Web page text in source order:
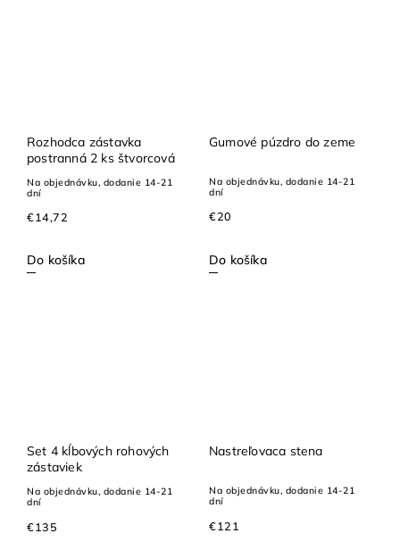
Rozhodca zástavka
postranná 2 ks štvorcová
Na objednávku, dodanie 14-21
dní
€14,72
Do košíka
Gumové púzdro do zeme
Na objednávku, dodanie 14-21
dní
€20
Do košíka
Set 4 kĺbových rohových
zástaviek
Na objednávku, dodanie 14-21
dní
€135
Nastreľovaca stena
Na objednávku, dodanie 14-21
dní
€121